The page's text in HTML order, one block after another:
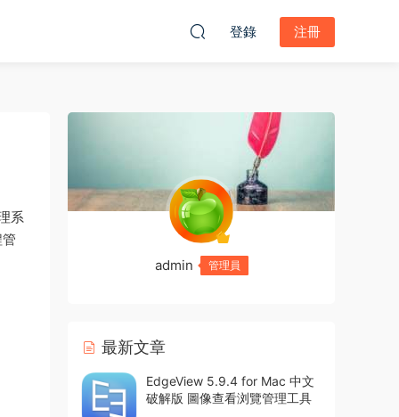
登錄 注冊
系
admin 管理員
最新文章
EdgeView 5.9.4 for Mac 中文
破解版 圖像查看浏覽管理工具